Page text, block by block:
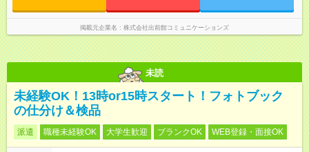
掲載元企業名 株式会社出前館コミュニケーションズ
未読
未経験OK！13時or15時スタート！フォトブック
の仕分け＆検品
派遣 職種未経験OK 大学生歓迎 ブランクOK WEB登録・面接OK